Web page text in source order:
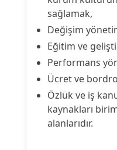
sağlamak,
Değişim
Eğitim ve
Performans
Ücret ve
Özlük ve iş
kaynakları
alanlarıdır.